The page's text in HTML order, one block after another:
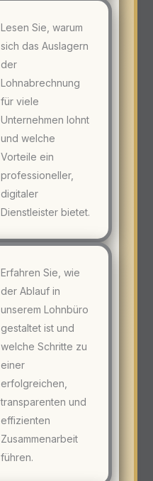
Lesen Sie, warum
sich das Auslagern
der
Lohnabrechnung
für viele
Unternehmen lohnt
und welche
Vorteile ein
professioneller,
digitaler
Dienstleister bietet.
Erfahren Sie, wie
der Ablauf in
unserem Lohnbüro
gestaltet ist und
welche Schritte zu
einer
erfolgreichen,
transparenten und
effizienten
Zusammenarbeit
führen.